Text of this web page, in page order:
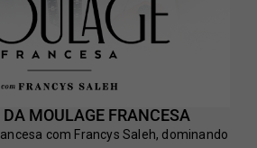
DA MOULAGE FRANCESA
com Francys Saleh, dominando